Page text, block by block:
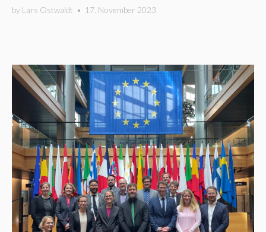
by Lars Ostwaldt • 17. November 2023